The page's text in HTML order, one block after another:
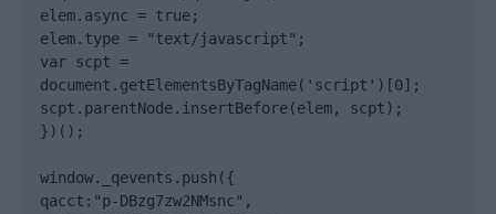
elem.async = true;
elem.type = "text/javascript";
var scpt =
document.getElementsByTagName('script')[0];
scpt.parentNode.insertBefore(elem, scpt);
})();
window._qevents.push({
qacct:"p-DBzg7zw2NMsnc",